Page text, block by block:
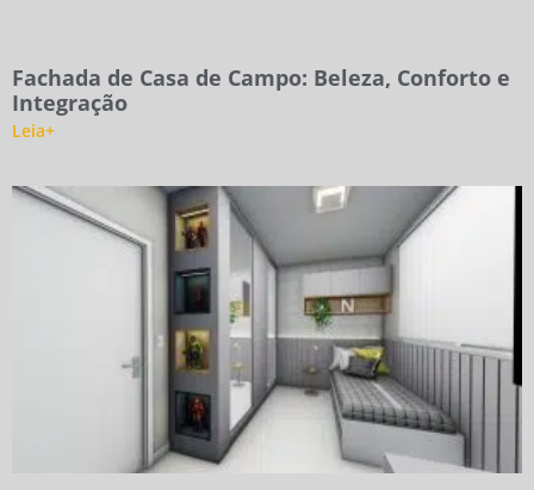
Fachada de Casa de Campo: Beleza, Conforto e
Integração
Leia+